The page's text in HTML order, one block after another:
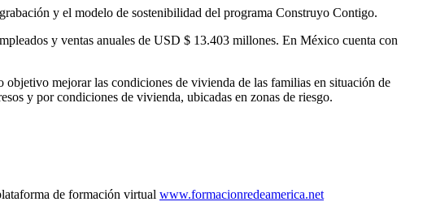
y el modelo de sostenibilidad del programa Construyo Contigo.
y ventas anuales de USD $ 13.403 millones. En México cuenta con
mejorar las condiciones de vivienda de las familias en situación de
y por condiciones de vivienda, ubicadas en zonas de riesgo.
de formación virtual www.formacionredeamerica.net